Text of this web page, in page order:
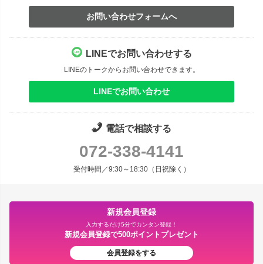
お問い合わせフォームへ
LINEでお問い合わせする
LINEのトークからお問い合わせできます。
LINEでお問い合わせ
電話で相談する
072-338-4141
受付時間／9:30～18:30（日祝除く）
新規会員登録
入力するだけ5分でカンタン登録！
新規会員登録で500ポイントプレゼント
会員登録をする